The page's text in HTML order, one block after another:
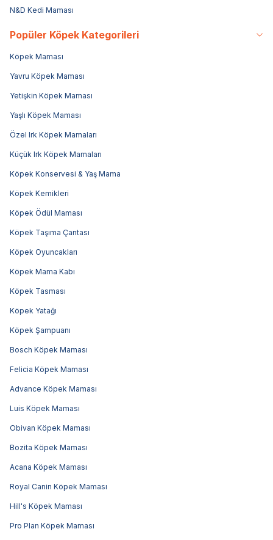
N&D Kedi Maması
Popüler Köpek Kategorileri
Köpek Maması
Yavru Köpek Maması
Yetişkin Köpek Maması
Yaşlı Köpek Maması
Özel Irk Köpek Mamaları
Küçük Irk Köpek Mamaları
Köpek Konservesi & Yaş Mama
Köpek Kemikleri
Köpek Ödül Maması
Köpek Taşıma Çantası
Köpek Oyuncakları
Köpek Mama Kabı
Köpek Tasması
Köpek Yatağı
Köpek Şampuanı
Bosch Köpek Maması
Felicia Köpek Maması
Advance Köpek Maması
Luis Köpek Maması
Obivan Köpek Maması
Bozita Köpek Maması
Acana Köpek Maması
Royal Canin Köpek Maması
Hill's Köpek Maması
Pro Plan Köpek Maması